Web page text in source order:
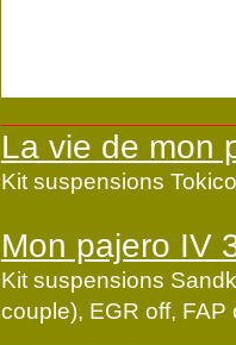
La vie de mon
Kit suspensions
Mon pajero IV
Kit suspensions
couple), EGR off, FAP